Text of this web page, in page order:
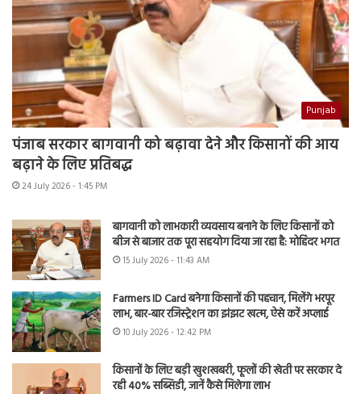
Punjab
पंजाब सरकार बागवानी को बढ़ावा देने और किसानों की आय
बढ़ाने के लिए प्रतिबद्ध
24 July 2026 - 1:45 PM
बागवानी को लाभकारी व्यवसाय बनाने के लिए किसानों को
बीज से बाजार तक पूरा सहयोग दिया जा रहा है: मोहिंदर भगत
15 July 2026 - 11:43 AM
Farmers ID Card बनेगा किसानों की पहचान, मिलेंगे भरपूर
लाभ, बार-बार रजिस्ट्रेशन का झंझट खत्म, ऐसे करें अप्लाई
10 July 2026 - 12:42 PM
किसानों के लिए बड़ी खुशखबरी, फूलों की खेती पर सरकार दे
रही 40% सब्सिडी, जानें कैसे मिलेगा लाभ